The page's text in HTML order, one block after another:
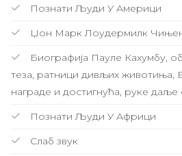
Познати Људи У Америци
Џон Марк Лоудермилк
Биографија Пауле Кахумбу,
теза, ратници дивљих животиња,
награде и достигнућа, руке
Познати Људи У Африци
Слаб звук